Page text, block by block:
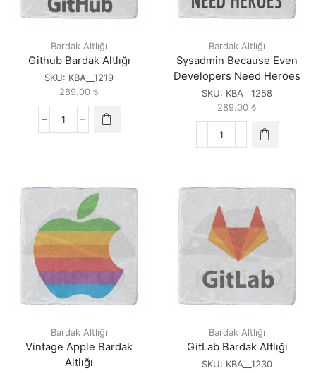
Bardak Altlığı
Github Bardak Altlığı
SKU: KBA__1219
289.00 ₺
Github
Bardak Altlığı
Sysadmin Because Even
Developers Need Heroes
SKU: KBA__1258
289.00 ₺
Sysadmin
Heroes
quantity
Bardak Altlığı
Vintage Apple Bardak
Altlığı
Bardak Altlığı
GitLab Bardak Altlığı
SKU: KBA__1230